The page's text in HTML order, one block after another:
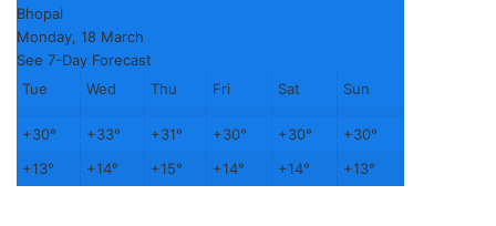
Bhopal
Monday, 18 March
See 7-Day Forecast
Tue
Wed Thu Fri Sat Sun
+30° +33° +31° +30° +30° +30°
+13° +14° +15° +14° +14° +13°